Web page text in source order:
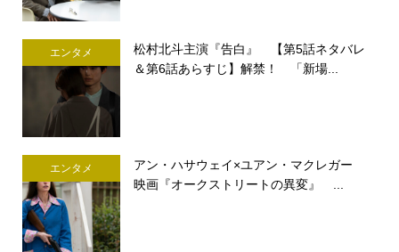
エンタメ
松村北斗主演『告白』 【第5話ネタバレ
＆第6話あらすじ】解禁！ 「新場...
エンタメ
アン・ハサウェイ×ユアン・マクレガー
映画『オークストリートの異変』 ...